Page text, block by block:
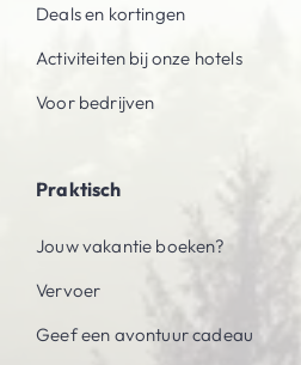
Deals en kortingen
Activiteiten bij onze hotels
Voor bedrijven
Praktisch
Jouw vakantie boeken?
Vervoer
Geef een avontuur cadeau